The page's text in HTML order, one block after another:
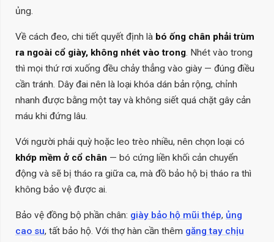
ủng.
Về cách đeo, chi tiết quyết định là bó ống chân phải trùm
ra ngoài cổ giày, không nhét vào trong. Nhét vào trong
thì mọi thứ rơi xuống đều chảy thẳng vào giày — đúng điều
cần tránh. Dây đai nên là loại khóa dán bản rộng, chỉnh
nhanh được bằng một tay và không siết quá chặt gây cản
máu khi đứng lâu.
Với người phải quỳ hoặc leo trèo nhiều, nên chọn loại có
khớp mềm ở cổ chân — bó cứng liền khối cản chuyển
động và sẽ bị tháo ra giữa ca, mà đồ bảo hộ bị tháo ra thì
không bảo vệ được ai.
Bảo vệ đồng bộ phần chân: giày bảo hộ mũi thép, ủng
cao su, tất bảo hộ. Với thợ hàn cần thêm găng tay chịu